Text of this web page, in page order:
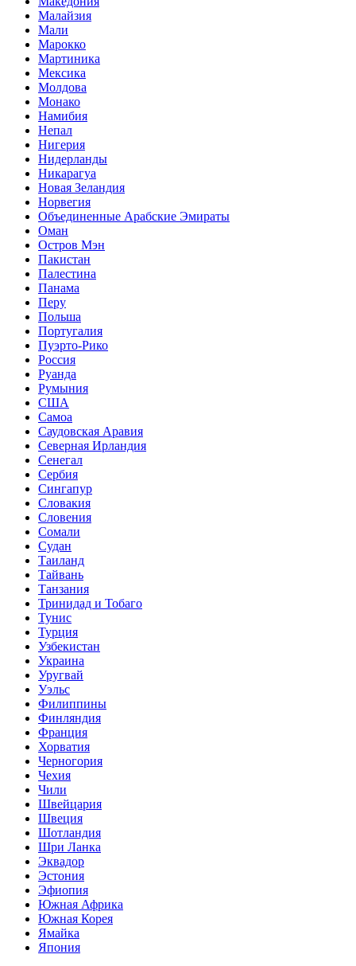
Малайзия
Мали
Марокко
Мартиника
Мексика
Молдова
Монако
Намибия
Непал
Нигерия
Нидерланды
Никарагуа
Новая Зеландия
Норвегия
Объединенные Арабские Эмираты
Оман
Остров Мэн
Пакистан
Палестина
Панама
Перу
Польша
Португалия
Пуэрто-Рико
Россия
Руанда
Румыния
США
Самоа
Саудовская Аравия
Северная Ирландия
Сенегал
Сербия
Сингапур
Словакия
Словения
Сомали
Судан
Таиланд
Тайвань
Танзания
Тринидад и Тобаго
Тунис
Турция
Узбекистан
Украина
Уругвай
Уэльс
Филиппины
Финляндия
Франция
Хорватия
Черногория
Чехия
Чили
Швейцария
Швеция
Шотландия
Шри Ланка
Эквадор
Эстония
Эфиопия
Южная Африка
Южная Корея
Ямайка
Япония